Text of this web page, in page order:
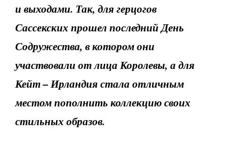
и выходами. Так, для герцогов
Сассекских прошел последний День
Содружества, в котором они
участвовали от лица Королевы, а для
Кейт – Ирландия стала отличным
местом пополнить коллекцию своих
стильных образов.